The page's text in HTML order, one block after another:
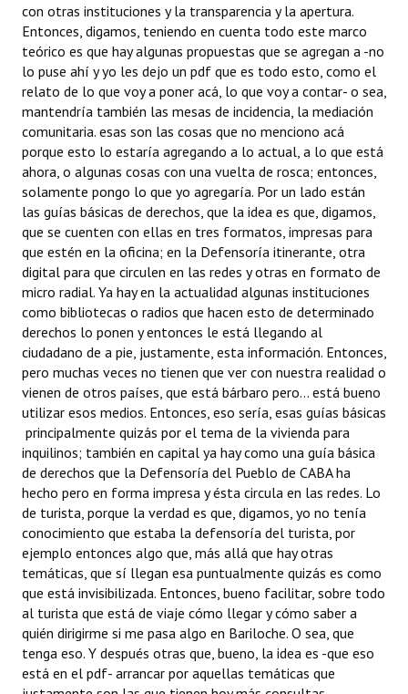
con otras instituciones y la transparencia y la apertura.
Entonces, digamos, teniendo en cuenta todo este marco
teórico es que hay algunas propuestas que se agregan a -no
lo puse ahí y yo les dejo un pdf que es todo esto, como el
relato de lo que voy a poner acá, lo que voy a contar- o sea,
mantendría también las mesas de incidencia, la mediación
comunitaria. esas son las cosas que no menciono acá
porque esto lo estaría agregando a lo actual, a lo que está
ahora, o algunas cosas con una vuelta de rosca; entonces,
solamente pongo lo que yo agregaría. Por un lado están
las guías básicas de derechos, que la idea es que, digamos,
que se cuenten con ellas en tres formatos, impresas para
que estén en la oficina; en la Defensoría itinerante, otra
digital para que circulen en las redes y otras en formato de
micro radial. Ya hay en la actualidad algunas instituciones
como bibliotecas o radios que hacen esto de determinado
derechos lo ponen y entonces le está llegando al
ciudadano de a pie, justamente, esta información. Entonces,
pero muchas veces no tienen que ver con nuestra realidad o
vienen de otros países, que está bárbaro pero... está bueno
utilizar esos medios. Entonces, eso sería, esas guías básicas
principalmente quizás por el tema de la vivienda para
inquilinos; también en capital ya hay como una guía básica
de derechos que la Defensoría del Pueblo de CABA ha
hecho pero en forma impresa y ésta circula en las redes. Lo
de turista, porque la verdad es que, digamos, yo no tenía
conocimiento que estaba la defensoría del turista, por
ejemplo entonces algo que, más allá que hay otras
temáticas, que sí llegan esa puntualmente quizás es como
que está invisibilizada. Entonces, bueno facilitar, sobre todo
al turista que está de viaje cómo llegar y cómo saber a
quién dirigirme si me pasa algo en Bariloche. O sea, que
tenga eso. Y después otras que, bueno, la idea es -que eso
está en el pdf- arrancar por aquellas temáticas que